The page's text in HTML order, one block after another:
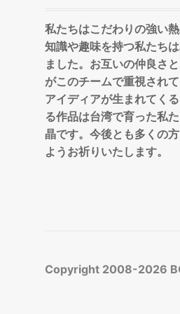
私たちはこだわりの強い
知識や趣味を持つ私たち
ました。お互いの仲良さ
がこのチームで重視され
アイディアが生まれてく
る作品は台湾で育った私
晶です。今後とも多くの
ようお祈りいたします。
Copyright 2008-2026